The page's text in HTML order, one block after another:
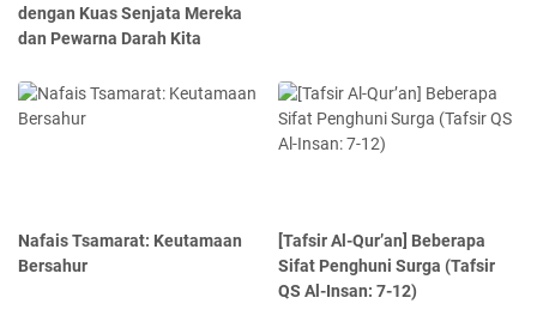
dengan Kuas Senjata Mereka
dan Pewarna Darah Kita
Nafais Tsamarat: Keutamaan
Bersahur
[Tafsir Al-Qur’an] Beberapa
Sifat Penghuni Surga (Tafsir
QS Al-Insan: 7-12)